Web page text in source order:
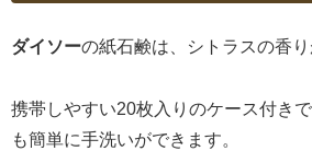
ダイソーの紙石鹸は、シトラスの香り
携帯しやすい20枚入りのケース付き
も簡単に手洗いができます。